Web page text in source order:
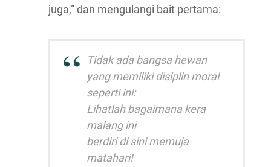
juga,” dan mengulangi bait pertama:
Tidak ada bangsa hewan
yang memiliki disiplin moral
seperti ini:
Lihatlah bagaimana kera
malang ini
berdiri di sini memuja
matahari!